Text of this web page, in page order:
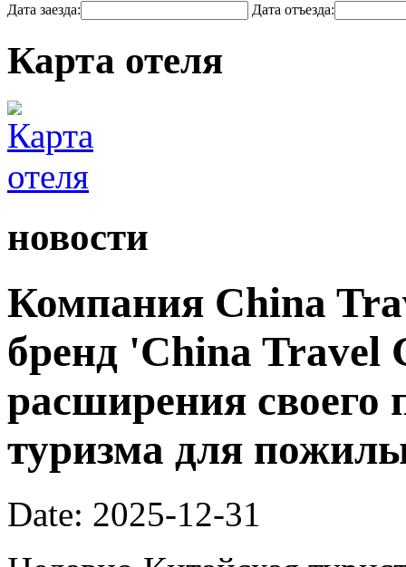
Дата заезда: Дата отъезда:
Карта отеля
новости
Компания China
бренд 'China Travel
расширения своего
туризма для
Date: 2025-12-31